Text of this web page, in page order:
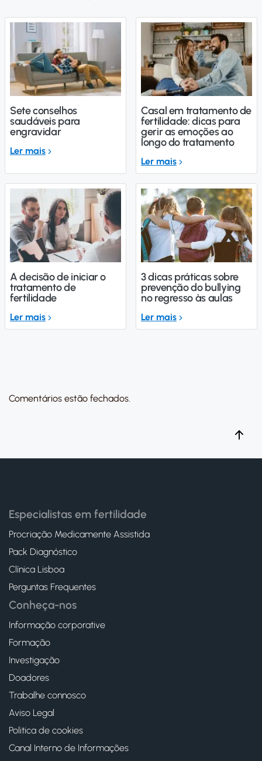
Sete conselhos
saudáveis para
engravidar
Ler mais
Casal em tratamento de
fertilidade: dicas para
gerir as emoções ao
longo do tratamento
Ler mais
A decisão de iniciar o
tratamento de
fertilidade
Ler mais
3 dicas práticas sobre
prevenção do bullying
no regresso às aulas
Ler mais
Comentários estão fechados.
Especialistas em fertilidade
Procriação Medicamente Assistida
Pack Diagnóstico
Clínica Lisboa
Perguntas Frequentes
Conheça-nos
Informação corporative
Formação
Investigação
Doadores
Trabalhe connosco
Aviso Legal
Politica de cookies
Canal Interno de Informações